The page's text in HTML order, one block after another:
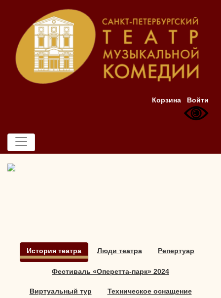
Корзина Войти
История театра Люди театра Репертуар
Фестиваль «Оперетта-парк» 2024
Виртуальный тур Техническое оснащение